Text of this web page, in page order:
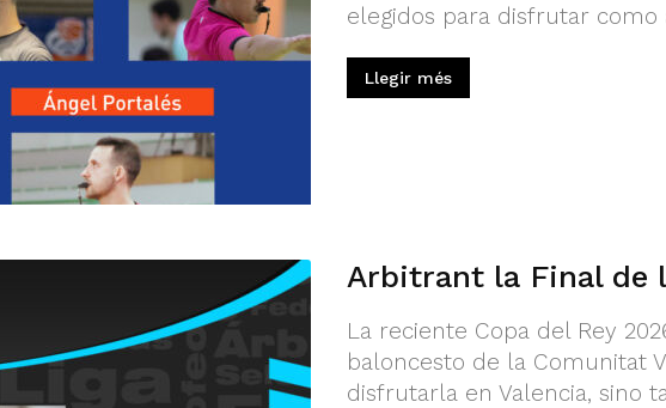
elegidos para disfrutar
Llegir més
Arbitrant la Final de
La reciente Copa del Rey
baloncesto de la Comunitat
disfrutarla en Valencia, sino